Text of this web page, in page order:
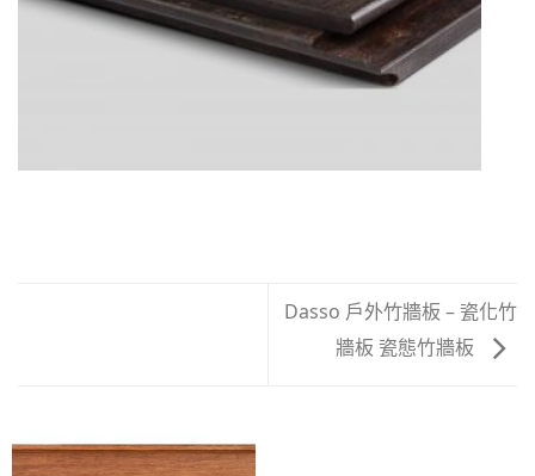
Dasso 戶外竹牆板 – 瓷化竹
牆板 瓷態竹牆板